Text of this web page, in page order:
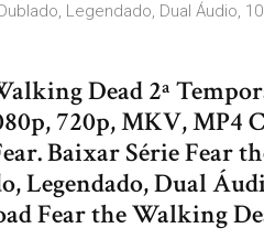
Legendado, Dual Áudio,
Dead 2ª
720p, MKV, MP4
Baixar Série Fear
Legendado, Dual
Fear the Walking